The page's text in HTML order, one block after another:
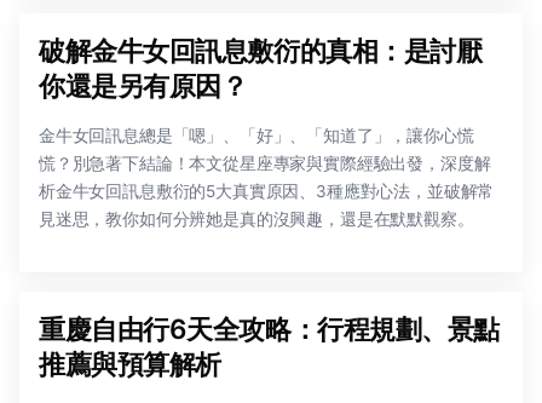
破解金牛女回訊息敷衍的真相：是討厭
你還是另有原因？
金牛女回訊息總是「嗯」、「好」、「知道了」，讓你心慌
慌？別急著下結論！本文從星座專家與實際經驗出發，深度解
析金牛女回訊息敷衍的5大真實原因、3種應對心法，並破解常
見迷思，教你如何分辨她是真的沒興趣，還是在默默觀察。
重慶自由行6天全攻略：行程規劃、景點
推薦與預算解析